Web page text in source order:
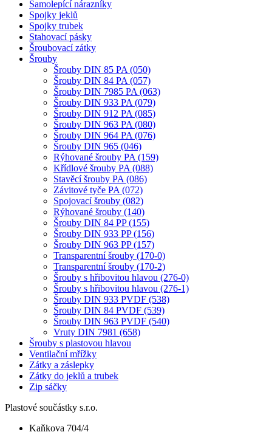
Samolepící nárazníky
Spojky jeklů
Spojky trubek
Stahovací pásky
Šroubovací zátky
Šrouby
Šrouby DIN 85 PA (050)
Šrouby DIN 84 PA (057)
Šrouby DIN 7985 PA (063)
Šrouby DIN 933 PA (079)
Šrouby DIN 912 PA (085)
Šrouby DIN 963 PA (080)
Šrouby DIN 964 PA (076)
Šrouby DIN 965 (046)
Rýhované šrouby PA (159)
Křídlové šrouby PA (088)
Stavěcí šrouby PA (086)
Závitové tyče PA (072)
Spojovací šrouby (082)
Rýhované šrouby (140)
Šrouby DIN 84 PP (155)
Šrouby DIN 933 PP (156)
Šrouby DIN 963 PP (157)
Transparentní šrouby (170-0)
Transparentní šrouby (170-2)
Šrouby s hřibovitou hlavou (276-0)
Šrouby s hřibovitou hlavou (276-1)
Šrouby DIN 933 PVDF (538)
Šrouby DIN 84 PVDF (539)
Šrouby DIN 963 PVDF (540)
Vruty DIN 7981 (658)
Šrouby s plastovou hlavou
Ventilační mřížky
Zátky a záslepky
Zátky do jeklů a trubek
Zip sáčky
Plastové součástky s.r.o.
Kaňkova 704/4